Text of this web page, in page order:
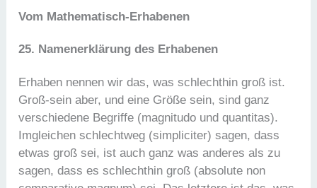
Vom Mathematisch-Erhabenen
25. Namenerklärung des Erhabenen
Erhaben nennen wir das, was schlechthin groß ist.
Groß-sein aber, und eine Größe sein, sind ganz
verschiedene Begriffe (magnitudo und quantitas).
Imgleichen schlechtweg (simpliciter) sagen, dass
etwas groß sei, ist auch ganz was anderes als zu
sagen, dass es schlechthin groß (absolute non